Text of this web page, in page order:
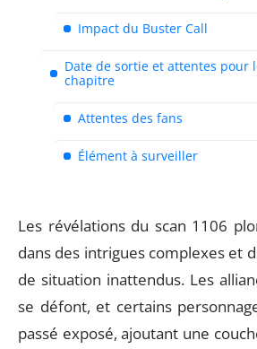
Impact du Buster Call
Date de sortie et attentes pour
chapitre
Attentes des fans
Élément à surveiller
Les révélations du scan 1106
dans des intrigues complexes et
de situation inattendus. Les
se défont, et certains
passé exposé, ajoutant une